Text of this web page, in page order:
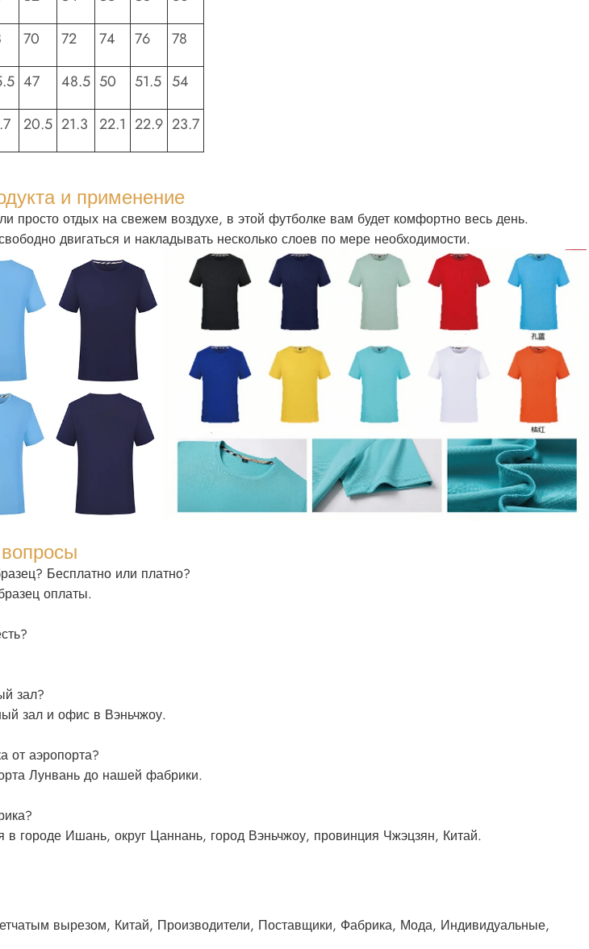
70 72 74 76 78
47 48.5 50 51.5 54
20.5 21.3 22.1 22.9 23.7
и применение
просто отдых на свежем воздухе, в этой футболке вам будет комфортно весь день.
двигаться и накладывать несколько слоев по мере необходимости.
Бесплатно или платно?
оплаты.
зал?
зал и офис в Вэньчжоу.
от аэропорта?
Лунвань до нашей фабрики.
городе Ишань, округ Цаннань, город Вэньчжоу, провинция Чжэцзян, Китай.
вырезом, Китай, Производители, Поставщики, Фабрика, Мода, Индивидуальные,